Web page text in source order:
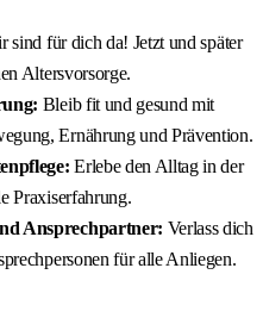
sind für dich da! Jetzt und später
Altersvorsorge.
Bleib fit und gesund mit
Ernährung und Prävention.
Erlebe den Alltag in der
Praxiserfahrung.
Ansprechpartner: Verlass dich
für alle Anliegen.